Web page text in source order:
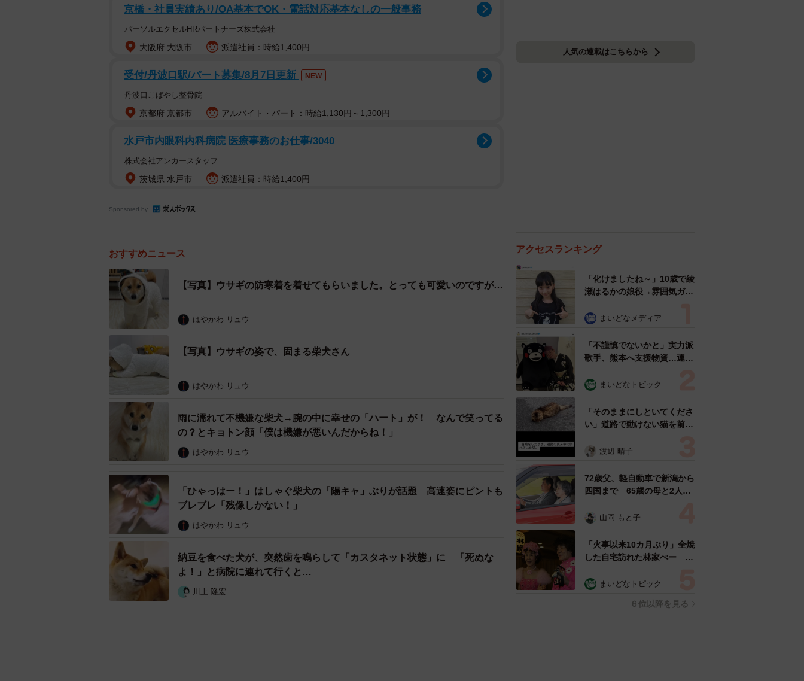
京橋・社員実績あり/OA基本でOK・電話対応基本なしの一般事務
パーソルエクセルHRパートナーズ株式会社
大阪府 大阪市 派遣社員：時給1,400円
受付/丹波口駅/パート募集/8月7日更新 NEW
丹波口こばやし整骨院
京都府 京都市 アルバイト・パート：時給1,130円～1,300円
水戸市内眼科内科病院 医療事務のお仕事/3040
株式会社アンカースタッフ
茨城県 水戸市 派遣社員：時給1,400円
Sponsored by
おすすめニュース
【写真】ウサギの防寒着を着せてもらいました。とっても可愛いのですが…
はやかわ リュウ
【写真】ウサギの姿で、固まる柴犬さん
はやかわ リュウ
雨に濡れて不機嫌な柴犬→腕の中に幸せの「ハート」が！ なんで笑ってる
の？とキョトン顔「僕は機嫌が悪いんだからね！」
はやかわ リュウ
「ひゃっはー！」はしゃぐ柴犬の「陽キャ」ぶりが話題 高速姿にピントも
ブレブレ「残像しかない！」
はやかわ リュウ
納豆を食べた犬が、突然歯を鳴らして「カスタネット状態」に 「死ぬな
よ！」と病院に連れて行くと…
川上 隆宏
人気の連載はこちらから
アクセスランキング
「化けましたね～」10歳で綾
瀬はるかの娘役→雰囲気ガラ
雰囲気が」「宝塚に入れそ
まいどなメディア
「不謹慎でないかと」実力派
歌手、熊本へ支援物資…運搬
めらい 「痛いほど伝わる」
まいどなトピック
「そのままにしといてくださ
い」道路で動けない猫を前に
ようとした4日間 「命の重
表の訴え
渡辺 晴子
72歳父、軽自動車で新潟から
四国まで 65歳の母と2人で
憩まで分刻み… 「大学生で
山岡 もと子
「火事以来10カ月ぶり」全焼
した自宅訪れた林家ぺー 内
ン状態の部屋に呆然
まいどなトピック
６位以降を見る